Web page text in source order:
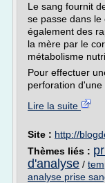
Le sang fournit
se passe dans le
également des
la mère par le
métabolisme
Pour effectuer
perforation d'une
Lire la suite
Site : http://
Thèmes liés :
d'analyse /
analyse prise